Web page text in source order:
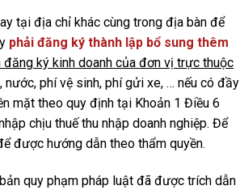
tại địa chỉ khác cùng trong địa bàn để
phải đăng ký thành lập bổ sung thêm
đăng ký kinh doanh của đơn vị trực thuộc
phí vệ sinh, phí gửi xe, … nếu có đầy
mặt theo quy định tại Khoản 1 Điều 6
chịu thuế thu nhập doanh nghiệp. Để
được hướng dẫn theo thẩm quyền.
quy phạm pháp luật đã được trích dẫn